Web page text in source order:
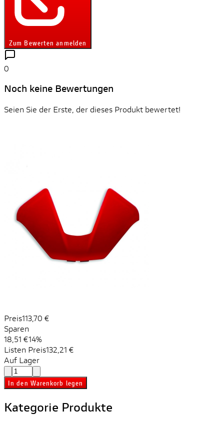
Zum Bewerten anmelden
0
Noch keine Bewertungen
Seien Sie der Erste, der dieses Produkt bewertet!
Preis113,70 €
Sparen
18,51 €14%
Listen Preis132,21 €
Auf Lager
In den Warenkorb legen
Kategorie Produkte